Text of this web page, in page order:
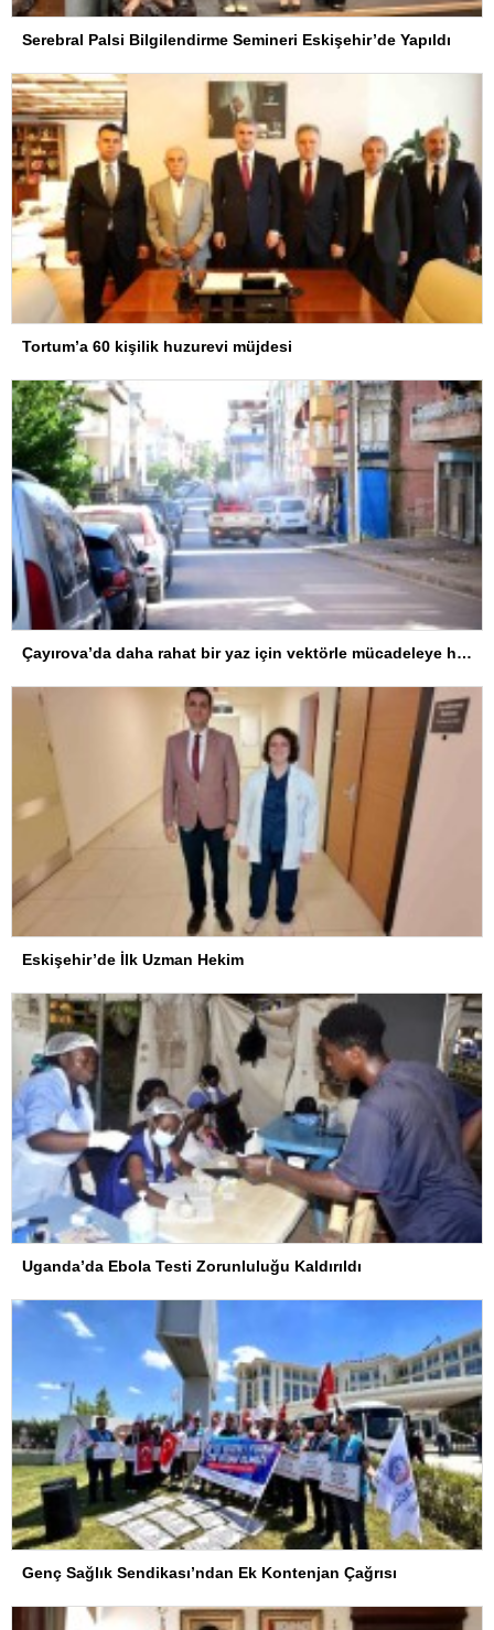
Serebral Palsi Bilgilendirme Semineri Eskişehir’de Yapıldı
Tortum’a 60 kişilik huzurevi müjdesi
Çayırova’da daha rahat bir yaz için vektörle mücadeleye hız verildi
Eskişehir’de İlk Uzman Hekim
Uganda’da Ebola Testi Zorunluluğu Kaldırıldı
Genç Sağlık Sendikası’ndan Ek Kontenjan Çağrısı